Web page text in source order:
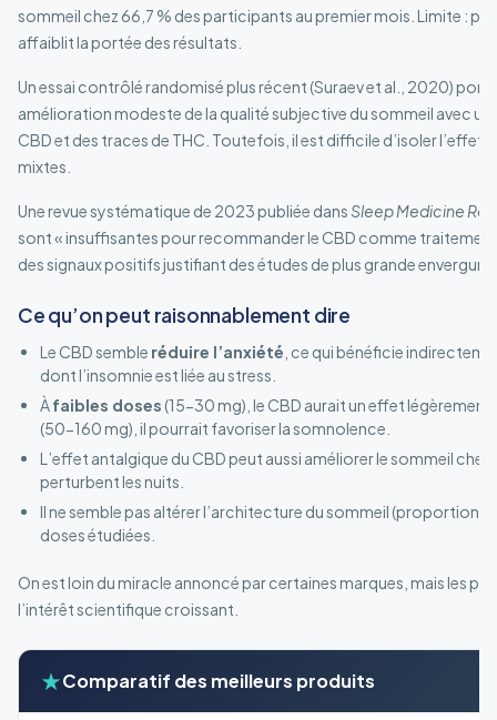
sommeil chez 66,7 % des participants au premier mois. Limite :
affaiblit la portée des résultats.
Un essai contrôlé randomisé plus récent (Suraev et al., 2020)
amélioration modeste de la qualité subjective du sommeil avec
CBD et des traces de THC. Toutefois, il est difficile d’isoler l’effet
mixtes.
Une revue systématique de 2023 publiée dansSleep Medicine
sont « insuffisantes pour recommander le CBD comme
des signaux positifs justifiant des études de plus grande envergure.
Ce qu’on peut raisonnablement dire
Le CBD semble réduire l’anxiété , ce qui bénéficie
dont l’insomnie est liée au stress.
Àfaibles doses (15-30 mg), le CBD aurait un effet légèrement
(50-160 mg), il pourrait favoriser la somnolence.
L’effet antalgique du CBD peut aussi améliorer le sommeil
perturbent les nuits.
Il ne semble pas altérer l’architecture du sommeil (proportions
doses étudiées.
On est loin du miracle annoncé par certaines marques, mais les
l’intérêt scientifique croissant.
★Comparatif des meilleurs produits